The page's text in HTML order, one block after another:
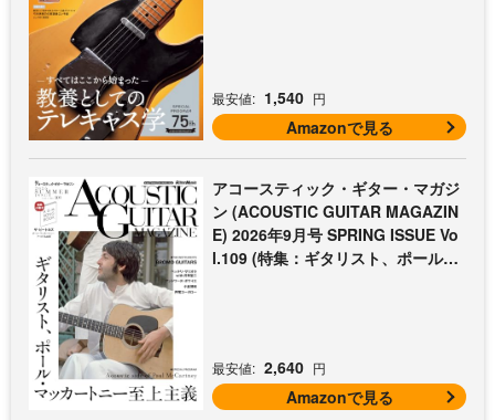
最安値: 1,540 円
Amazonで見る
アコースティック・ギター・マガジ
ン (ACOUSTIC GUITAR MAGAZIN
E) 2026年9月号 SPRING ISSUE Vo
l.109 (特集：ギタリスト、ポール・
最安値: 2,640 円
Amazonで見る